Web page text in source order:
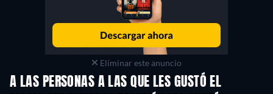
Eliminar este anuncio
A LAS PERSONAS A LAS QUE LES GUSTÓ EL